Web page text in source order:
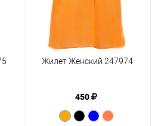
Жилет Женский 247974
450